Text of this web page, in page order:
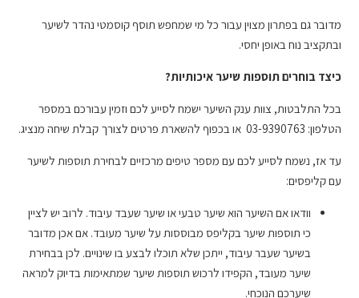
מדובר גם בפתרון מצוין עבור כל מי שמחפש תוסף קוסמטי נהדר לשיער
ובתקציב נוח באופן יחסי.
כיצד בוחרים תוספות שיער איכותיות?
בכל התלבטות, צוות ענק השיער ישמח לסייע לכם וזמין עבורכם במספר
הטלפון: 03-9390763 או בכפוף להשארת פרטים לצורך קבלת שיחה מנציג.
עד אז, נשמח לסייע לכם עם מספר טיפים מרכזיים לבחירת תוספות לשיער
עם קליפסים:
וודאו אם השיער הוא שיער טבעי או שיער שעבד עיבוד. לרוב יש לציין
כי תוספות שיער בקליפס מבוססות על שיער מעובד. אם אכן מדובר
בשיער שעבר עיבוד, ייתכן שלא תוכלו לבצע בו שינויים. לכן בבחירת
שיער מעובד, הקפידו לרכוש תוספות שיער שמתאימות בדיוק למראה
שיערכם הנוכחי.